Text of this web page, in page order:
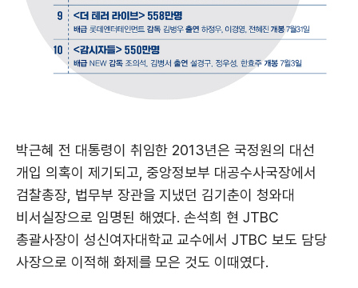
박근혜 전 대통령이 취임한 2013년은 국정원의 대선
개입 의혹이 제기되고, 중앙정보부 대공수사국장에서
검찰총장, 법무부 장관을 지냈던 김기춘이 청와대
비서실장으로 임명된 해였다. 손석희 현 JTBC
총괄사장이 성신여자대학교 교수에서 JTBC 보도 담당
사장으로 이적해 화제를 모은 것도 이때였다.